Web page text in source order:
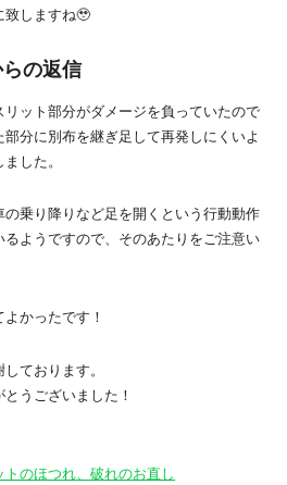
致しますね🥹
の返信
ット部分がダメージを負っていたので
分に別布を継ぎ足して再発しにくいよ
した。
乗り降りなど足を開くという行動動作
ようですので、そのあたりをご注意い
かったです！
ております。
うございました！
のほつれ、破れのお直し